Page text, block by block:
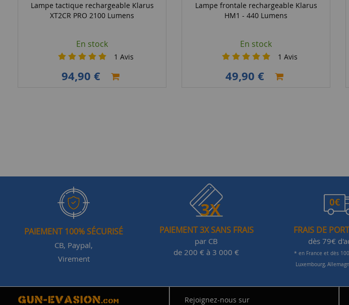
Lampe tactique rechargeable Klarus
XT2CR PRO 2100 Lumens
En stock
1 Avis
94,90 €
Lampe frontale rechargeable Klarus
HM1 - 440 Lumens
En stock
1 Avis
49,90 €
PAIEMENT 100% SÉCURISÉ
CB, Paypal,
Virement
PAIEMENT 3X SANS FRAIS
par CB
de 200 € à 3 000 €
FRAIS DE
dès 79€
* en France et dès
Luxembourg,
Rejoignez-nous sur